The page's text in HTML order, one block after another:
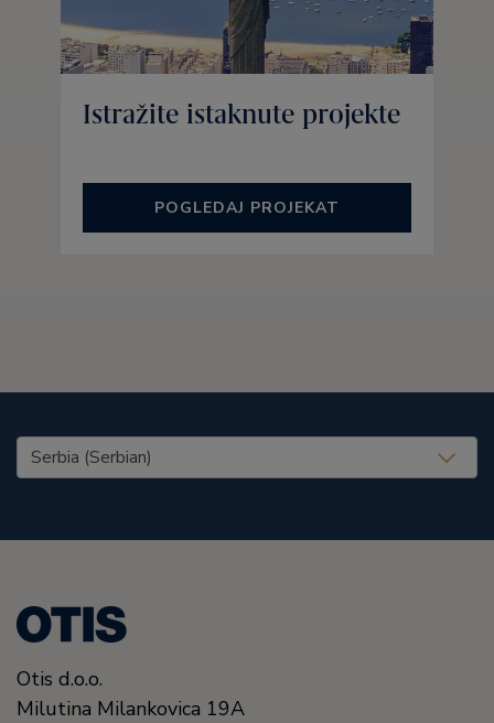
Istražite istaknute projekte
POGLEDAJ PROJEKAT
United States (EN)
Otis d.o.o.
Milutina Milankovica 19A